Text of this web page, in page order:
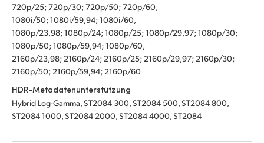
720p/25; 720p/30; 720p/50; 720p/60,
1080i/50; 1080i/59,94; 1080i/60,
1080p/23,98; 1080p/24; 1080p/25; 1080p/29,97; 1080p/30;
1080p/50; 1080p/59,94; 1080p/60,
2160p/23,98; 2160p/24; 2160p/25; 2160p/29,97; 2160p/30;
2160p/50; 2160p/59,94; 2160p/60
HDR-Metadatenunterstützung
Hybrid Log-Gamma, ST2084 300, ST2084 500, ST2084 800,
ST2084 1000, ST2084 2000, ST2084 4000, ST2084